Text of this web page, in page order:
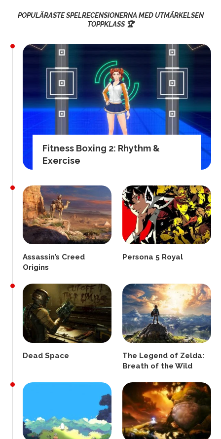
POPULÄRASTE SPELRECENSIONERNA MED UTMÄRKELSEN
TOPPKLASS 🏆
Fitness Boxing 2: Rhythm &
Exercise
Assassin’s Creed
Origins
Persona 5 Royal
Dead Space
The Legend of Zelda:
Breath of the Wild